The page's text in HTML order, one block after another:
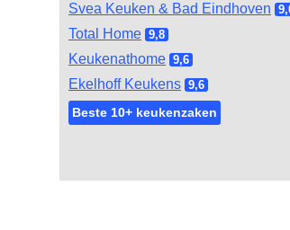
Svea Keuken & Bad Eindhoven
Total Home 9,8
Keukenathome 9,6
Ekelhoff Keukens 9,6
Beste 10+ keukenzaken